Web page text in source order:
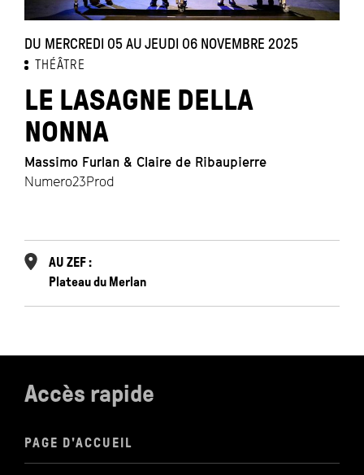
DU MERCREDI 05 AU JEUDI 06 NOVEMBRE 2025
THÉÂTRE
LE LASAGNE DELLA
NONNA
Massimo Furlan & Claire de Ribaupierre
Numero23Prod
AU ZEF :
Plateau du Merlan
Accès rapide
PAGE D'ACCUEIL